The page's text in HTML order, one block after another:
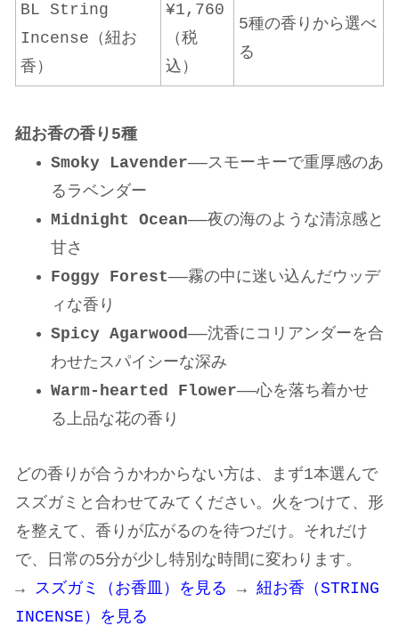
BL String
Incense（紐お
香）
¥1,760
（税
込）
5種の香りから選べ
る
紐お香の香り5種
Smoky Lavender——スモーキーで重厚感のあ
るラベンダー
Midnight Ocean——夜の海のような清涼感と
甘さ
Foggy Forest——霧の中に迷い込んだウッデ
ィな香り
Spicy Agarwood——沈香にコリアンダーを合
わせたスパイシーな深み
Warm-hearted Flower——心を落ち着かせ
る上品な花の香り
どの香りが合うかわからない方は、まず1本選んで
スズガミと合わせてみてください。火をつけて、形
を整えて、香りが広がるのを待つだけ。それだけ
で、日常の5分が少し特別な時間に変わります。
→ スズガミ（お香皿）を見る → 紐お香（STRING
INCENSE）を見る